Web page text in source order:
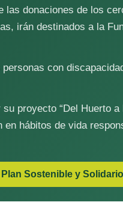
las donaciones de los
irán destinados a la
con
proyecto “Del Huerto a
hábitos de vida
Sostenible y Solidario